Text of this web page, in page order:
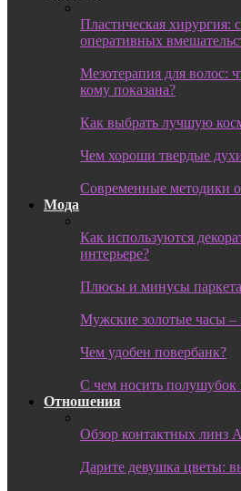
Пластическая хирургия:
оперативных
Мезотерапия для волос:
кому показана?
Как выбрать лучшую
Чем хороши твердые
Современные методики
Мода
Как используются
интерьере?
Плюсы и минусы паркета
Мужские золотые часы
Чем удобен повербанк?
С чем носить полушубок
Отношения
Обзор контактных линз
Дарите девушка цветы: